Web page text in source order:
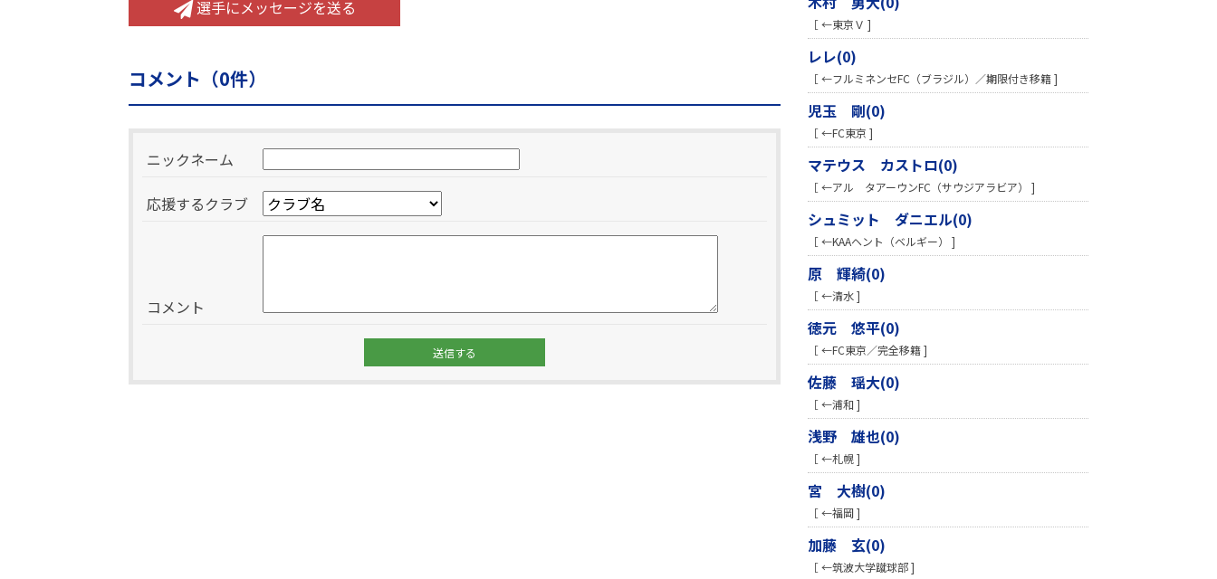
選手にメッセージを送る
コメント（0件）
ニックネーム
応援するクラブ
コメント
［ ←東京Ｖ ]
レレ(0)
［ ←フルミネンセFC（ブラジル）／期限付き移籍 ]
児玉 剛(0)
［ ←FC東京 ]
マテウス カストロ(0)
［ ←アル タアーウンFC（サウジアラビア） ]
シュミット ダニエル(0)
［ ←KAAヘント（ベルギー） ]
原 輝綺(0)
［ ←清水 ]
徳元 悠平(0)
［ ←FC東京／完全移籍 ]
佐藤 瑶大(0)
［ ←浦和 ]
浅野 雄也(0)
［ ←札幌 ]
宮 大樹(0)
［ ←福岡 ]
加藤 玄(0)
［ ←筑波大学蹴球部 ]